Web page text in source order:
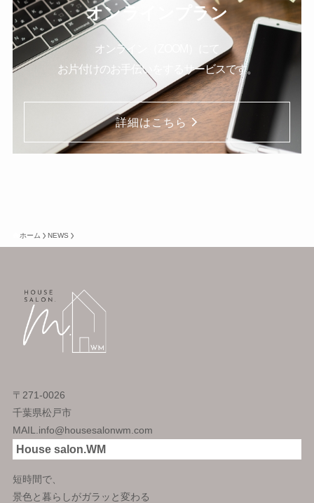
オンラインプラン
オンライン（ZOOM）にて
お片付けのお手伝いをするサービスです。
詳細はこちら
ホーム NEWS
〒271-0026
千葉県松戸市
MAIL.info@housesalonwm.com
House salon.WM
短時間で、
景色と暮らしがガラッと変わる